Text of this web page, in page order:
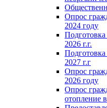
Опрос
2024 году
2026 г.г.
2027 г.г
Опрос
2026 году
Опрос
отопление